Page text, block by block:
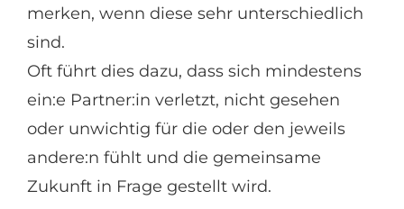
merken, wenn diese sehr unterschiedlich
sind.
Oft führt dies dazu, dass sich mindestens
ein:e Partner:in verletzt, nicht gesehen
oder unwichtig für die oder den jeweils
andere:n fühlt und die gemeinsame
Zukunft in Frage gestellt wird.